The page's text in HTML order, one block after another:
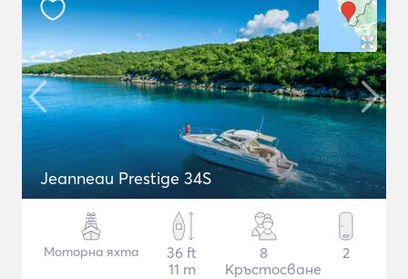
Jeanneau Prestige 34S
Моторна яхта
36 ft
11 m
8
Кръстосване
2